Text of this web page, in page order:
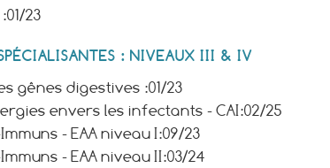
01/23
: NIVEAUX III & IV
gênes digestives :01/23
envers les infectants - CAI:02/25
- EAA niveau I:09/23
- EAA niveau II:03/24